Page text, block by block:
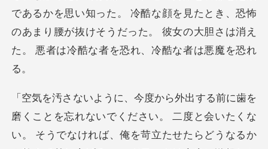
。 二度と会いたくな
い。 そうでなければ、俺を苛立たせたらどうなるか